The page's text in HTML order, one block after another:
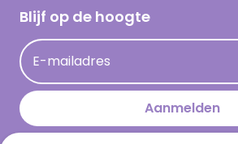
Hallmark Kaartclub
Acties
Persberichten
Hallmark en Kinderpostzegels
Kaartinspiratie
Blijf op de hoogte
E-mailadres
Aanmelden